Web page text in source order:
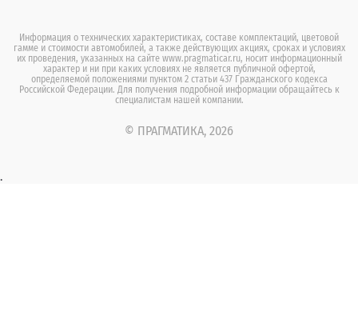
Информация о технических характеристиках, составе комплектаций, цветовой
гамме и стоимости автомобилей, а также действующих акциях, сроках и условиях
их проведения, указанных на сайте www.pragmaticar.ru, носит информационный
характер и ни при каких условиях не является публичной офертой,
определяемой положениями пунктом 2 статьи 437 Гражданского кодекса
Российской Федерации. Для получения подробной информации обращайтесь к
специалистам нашей компании.
© ПРАГМАТИКА, 2026
.